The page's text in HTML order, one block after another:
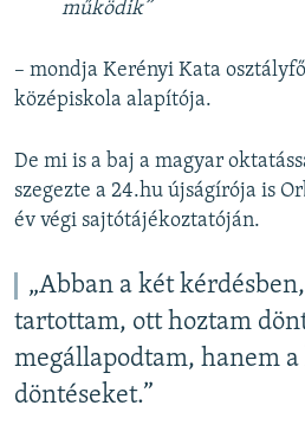
működik”
– mondja Kerényi Kata
középiskola alapítója.
De mi is a baj a magyar
szegezte a 24.hu újságírója is
év végi sajtótájékoztatóján.
„Abban a két
tartottam, ott hoztam
megállapodtam, hanem
döntéseket.”